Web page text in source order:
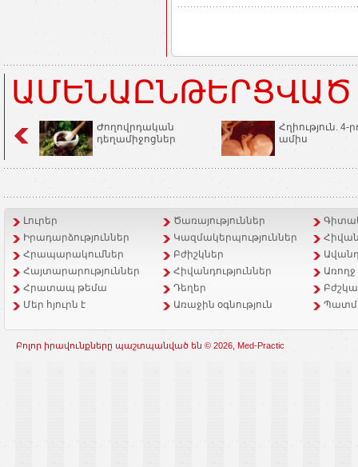
Ժողովրդական
դեղամիջոցներ
Հղիություն. 4-
ամիս
Լուրեր Ծառայություններ
Իրադարձություններ
Կազմակերպություններ
Հրապարակումներ
Բժիշկներ
Հայտարարություններ
Հիվանդություններ
Հրատապ թեմա
Դեղեր
Մեր հյուրն է
Առաջին օգնություն
Բոլոր իրավունքները պաշտպանված են © 2026, Med-Practic